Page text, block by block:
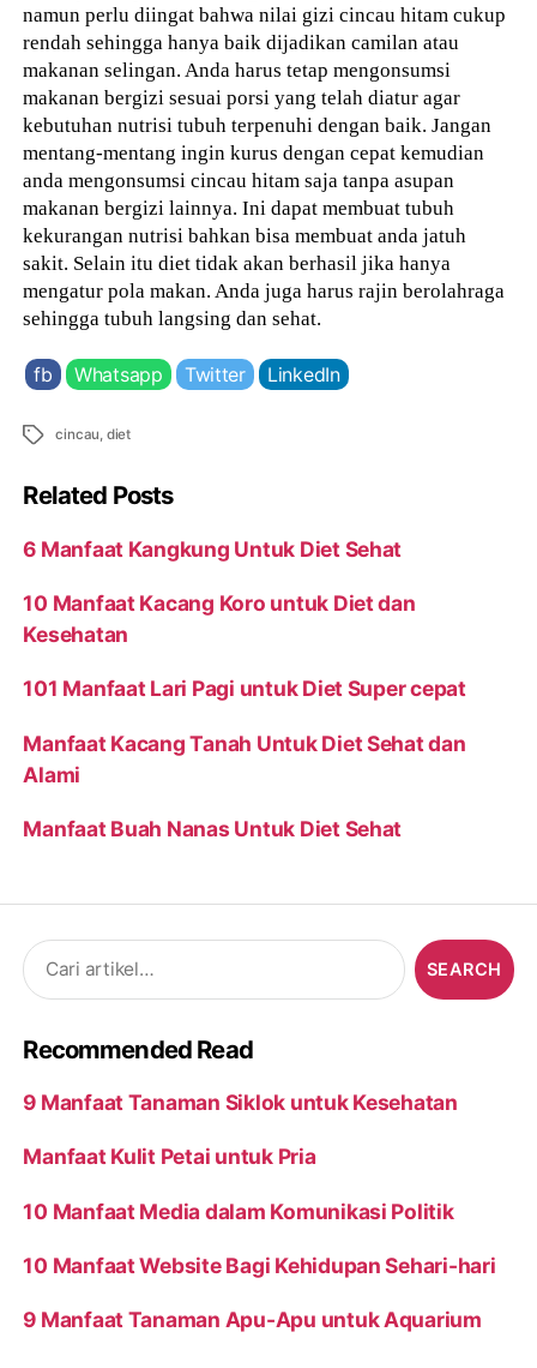
namun perlu diingat bahwa nilai gizi cincau hitam cukup
rendah sehingga hanya baik dijadikan camilan atau
makanan selingan. Anda harus tetap mengonsumsi
makanan bergizi sesuai porsi yang telah diatur agar
kebutuhan nutrisi tubuh terpenuhi dengan baik. Jangan
mentang-mentang ingin kurus dengan cepat kemudian
anda mengonsumsi cincau hitam saja tanpa asupan
makanan bergizi lainnya. Ini dapat membuat tubuh
kekurangan nutrisi bahkan bisa membuat anda jatuh
sakit. Selain itu diet tidak akan berhasil jika hanya
mengatur pola makan. Anda juga harus rajin berolahraga
sehingga tubuh langsing dan sehat.
fb Whatsapp Twitter LinkedIn
Tags cincau, diet
Related Posts
6 Manfaat Kangkung Untuk Diet Sehat
10 Manfaat Kacang Koro untuk Diet dan
Kesehatan
101 Manfaat Lari Pagi untuk Diet Super cepat
Manfaat Kacang Tanah Untuk Diet Sehat dan
Alami
Manfaat Buah Nanas Untuk Diet Sehat
Search
for:
Recommended Read
9 Manfaat Tanaman Siklok untuk Kesehatan
Manfaat Kulit Petai untuk Pria
10 Manfaat Media dalam Komunikasi Politik
10 Manfaat Website Bagi Kehidupan Sehari-hari
9 Manfaat Tanaman Apu-Apu untuk Aquarium